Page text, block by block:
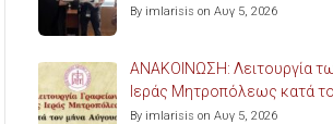
By imlarisis on Αυγ 5, 2026
ΑΝΑΚΟΙΝΩΣΗ: Λειτουργία
Ιεράς Μητροπόλεως κατά
By imlarisis on Αυγ 5, 2026